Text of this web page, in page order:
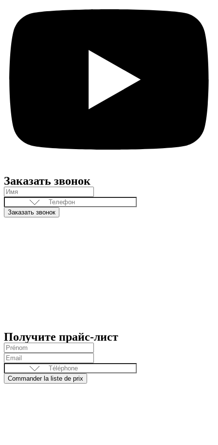
Заказать звонок
Заказать звонок
Получите прайс-лист
Commander la liste de prix